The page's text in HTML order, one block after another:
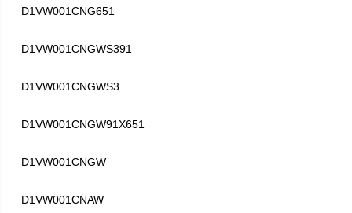
D1VW001CNG651
D1VW001CNGWS391
D1VW001CNGWS3
D1VW001CNGW91X651
D1VW001CNGW
D1VW001CNAW